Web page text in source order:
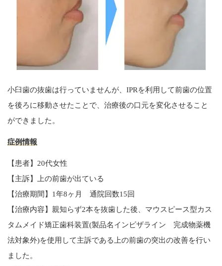
小臼歯の抜歯は行っていませんが、IPRを利用して前歯の位置
を後ろに移動させたことで、治療後の口元を変化させること
ができました。
症例情報
【患者】20代女性
【主訴】上の前歯が出ている
【治療期間】1年8ヶ月 通院回数15回
【治療内容】親知らず2本を抜歯した後、マウスピース型カス
タムメイド矯正歯科装置(製品名インビザライン 完成物薬機
法対象外)を使用して主訴である上の前歯の突出の改善を行い
ました。